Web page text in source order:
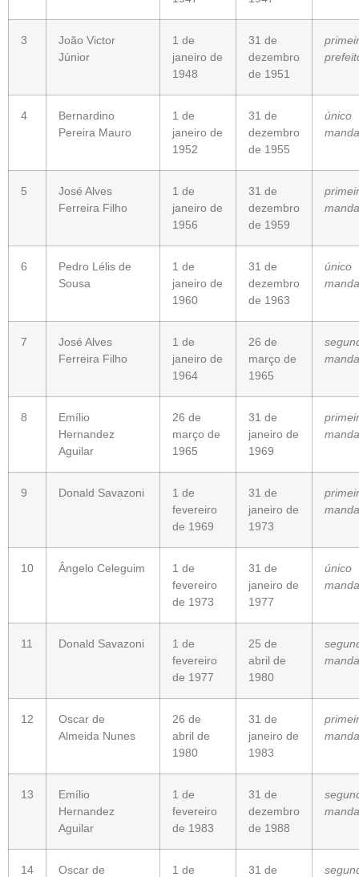
3
João Victor
Júnior
1 de
janeiro de
1948
31 de
dezembro
de 1951
4
Bernardino
Pereira Mauro
1 de
janeiro de
1952
31 de
dezembro
de 1955
único
5
José Alves
Ferreira Filho
1 de
janeiro de
1956
31 de
dezembro
de 1959
6
Pedro Lélis de
Sousa
1 de
janeiro de
1960
31 de
dezembro
de 1963
único
7
José Alves
Ferreira Filho
1 de
janeiro de
1964
26 de
março de
1965
8
Emílio
Hernandez
Aguilar
26 de
março de
1965
31 de
janeiro de
1969
9 Donald Savazoni
1 de
fevereiro
de 1969
31 de
janeiro de
1973
10 Ângelo Celeguim
1 de
fevereiro
de 1973
31 de
janeiro de
1977
único
11 Donald Savazoni
1 de
fevereiro
de 1977
25 de
abril de
1980
12
Oscar de
Almeida Nunes
26 de
abril de
1980
31 de
janeiro de
1983
13
Emílio
Hernandez
Aguilar
1 de
fevereiro
de 1983
31 de
dezembro
de 1988
14
Oscar de
1 de
31 de